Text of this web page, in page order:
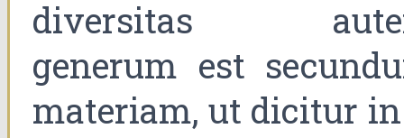
diversitas
generum est
materiam, ut dicitur